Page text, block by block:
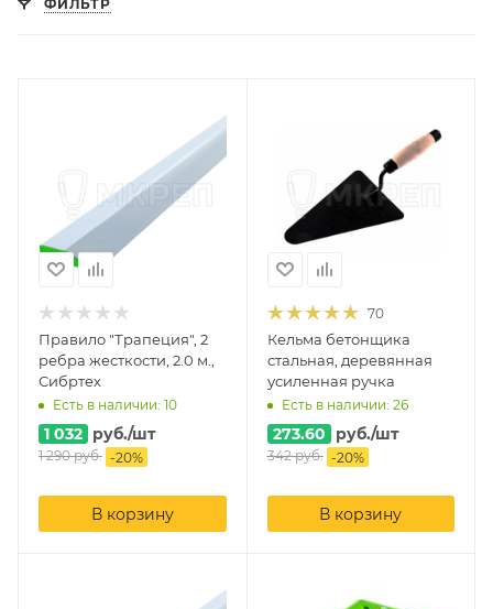
ФИЛЬТР
Правило "Трапеция", 2
ребра жесткости, 2.0 м.,
Сибртех
Есть в наличии: 10
1 032 руб./шт
1 290руб. -20%
В корзину
70
Кельма бетонщика
стальная, деревянная
усиленная ручка
Есть в наличии: 26
273.60 руб./шт
342руб. -20%
В корзину